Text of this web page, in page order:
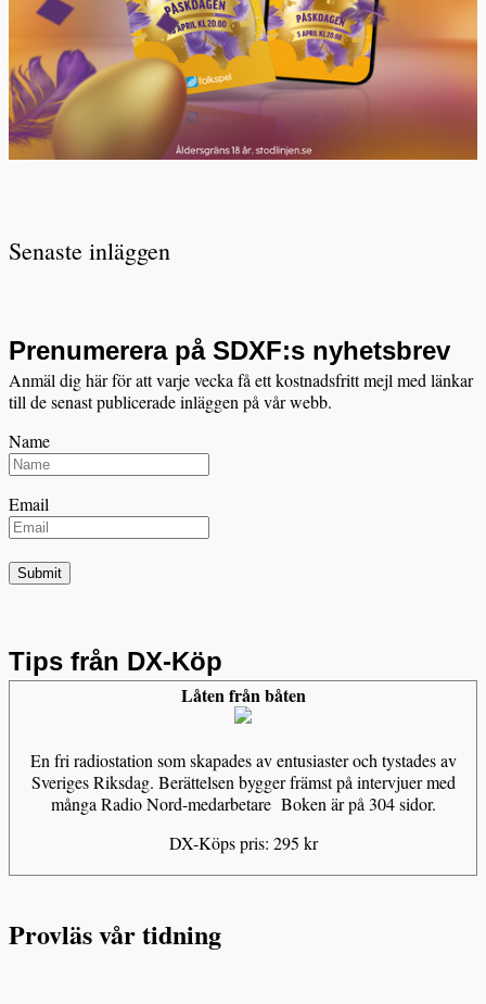
Senaste inläggen
Prenumerera på SDXF:s nyhetsbrev
Anmäl dig här för att varje vecka få ett kostnadsfritt mejl med länkar
till de senast publicerade inläggen på vår webb.
Name
Email
Tips från DX-Köp
Låten från båten
En fri radiostation som skapades av entusiaster och tystades av
Sveriges Riksdag. Berättelsen bygger främst på intervjuer med
många Radio Nord-medarbetare Boken är på 304 sidor.
DX-Köps pris: 295 kr
Provläs vår tidning